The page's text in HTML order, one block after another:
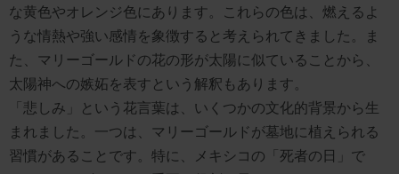
な黄色やオレンジ色にあります。これらの色は、燃えるよ
うな情熱や強い感情を象徴すると考えられてきました。ま
た、マリーゴールドの花の形が太陽に似ていることから、
太陽神への嫉妬を表すという解釈もあります。
「悲しみ」という花言葉は、いくつかの文化的背景から生
まれました。一つは、マリーゴールドが墓地に植えられる
習慣があることです。特に、メキシコの「死者の日」で